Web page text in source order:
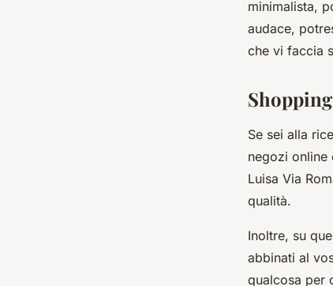
minimalista,
audace,
che vi faccia
Se sei alla
negozi online
Luisa Via
qualità.
Inoltre, su
abbinati al
qualcosa per